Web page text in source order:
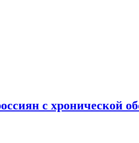
с хронической